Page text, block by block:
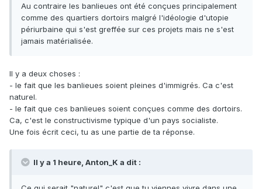
Au contraire les banlieues ont été conçues principalement
comme des quartiers dortoirs malgré l'idéologie d'utopie
périurbaine qui s'est greffée sur ces projets mais ne s'est
jamais matérialisée.
Il y a deux choses :
- le fait que les banlieues soient pleines d'immigrés. Ca c'est
naturel.
- le fait que ces banlieues soient conçues comme des dortoirs.
Ca, c'est le constructivisme typique d'un pays socialiste.
Une fois écrit ceci, tu as une partie de ta réponse.
Il y a 1 heure, Anton_K a dit :